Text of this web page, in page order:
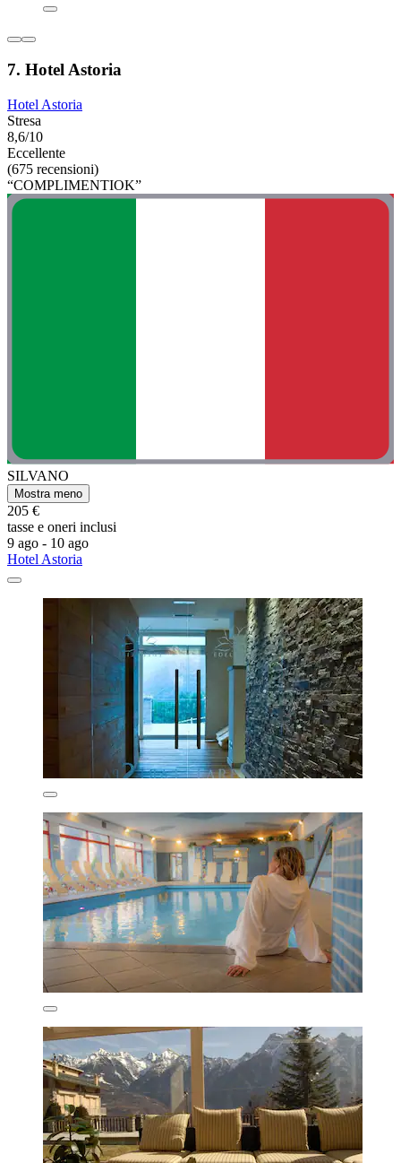
7. Hotel Astoria
Hotel Astoria
Stresa
8,6/10
Eccellente
(675 recensioni)
“COMPLIMENTIOK”
SILVANO
Mostra meno
205 €
tasse e oneri inclusi
9 ago - 10 ago
Hotel Astoria